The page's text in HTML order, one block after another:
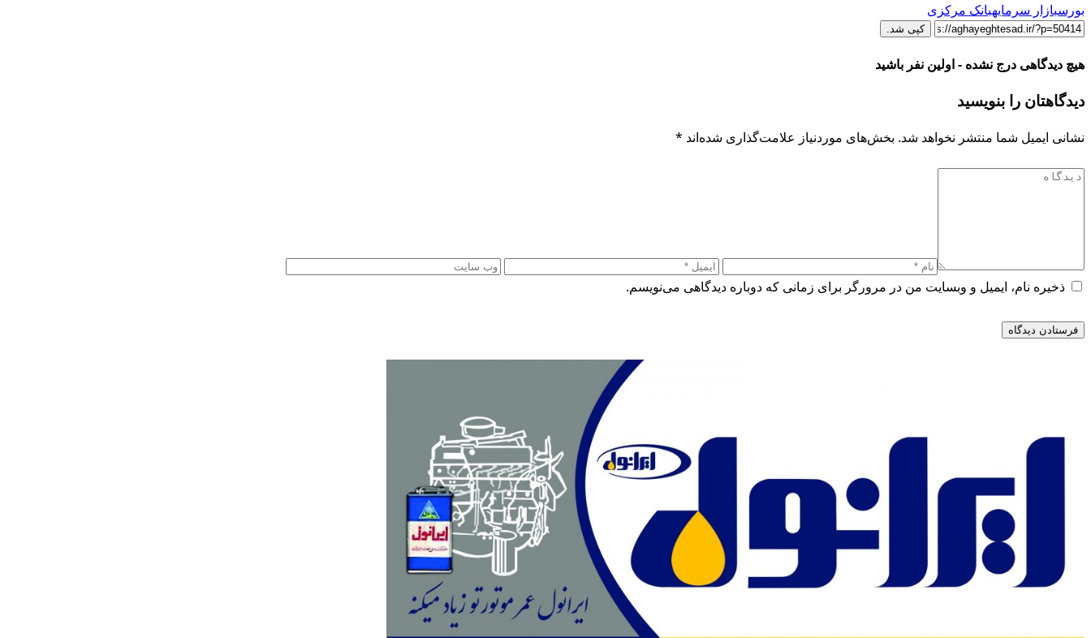
بورسبازار سرمایهبانک مرکزی
کپی شد.
هیچ دیدگاهی درج نشده - اولین نفر باشید
دیدگاهتان را بنویسید
نشانی ایمیل شما منتشر نخواهد شد. بخش‌های موردنیاز علامت‌گذاری شده‌اند *
ذخیره نام، ایمیل و وبسایت من در مرورگر برای زمانی که دوباره دیدگاهی می‌نویسم.